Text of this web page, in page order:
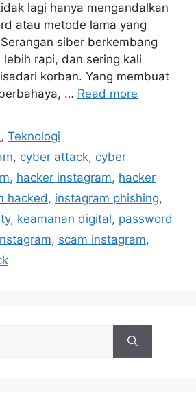
lagi hanya mengandalkan
atau metode lama yang
siber berkembang
rapi, dan sering kali
korban. Yang membuat
… Read more
,Teknologi
, cyber attack, cyber
, hacker instagram, hacker
hacked, instagram phishing,
, keamanan digital, password
, scam instagram,